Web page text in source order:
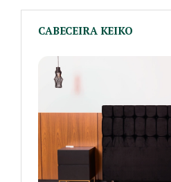
CABECEIRA KEIKO